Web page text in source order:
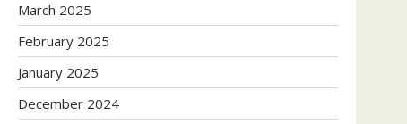
March 2025
February 2025
January 2025
December 2024